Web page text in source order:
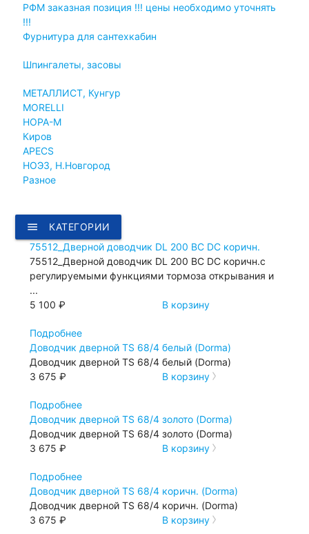
РФМ заказная позиция !!! цены необходимо уточнять
!!!
Фурнитура для сантехкабин
Шпингалеты, засовы
МЕТАЛЛИСТ, Кунгур
MORELLI
НОРА-М
Киров
APECS
НОЭЗ, Н.Новгород
Разное
menu
КАТЕГОРИИ
75512_Дверной доводчик DL 200 BC DC коричн.
75512_Дверной доводчик DL 200 BC DC коричн.с
регулируемыми функциями тормоза открывания и
...
5 100 ₽
В корзину
Подробнее
Доводчик дверной TS 68/4 белый (Dorma)
Доводчик дверной TS 68/4 белый (Dorma)
3 675 ₽
В корзину
Подробнее
Доводчик дверной TS 68/4 золото (Dorma)
Доводчик дверной TS 68/4 золото (Dorma)
3 675 ₽
В корзину
Подробнее
Доводчик дверной TS 68/4 коричн. (Dorma)
Доводчик дверной TS 68/4 коричн. (Dorma)
3 675 ₽
В корзину